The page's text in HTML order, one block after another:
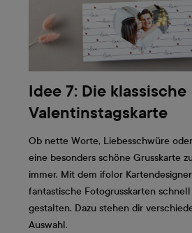
Idee 7: Die klassische
Valentinstagskarte
Ob nette Worte, Liebesschwüre
eine besonders schöne Grusskarte
immer. Mit dem ifolor
fantastische Fotogrusskarten
gestalten. Dazu stehen dir
Auswahl.